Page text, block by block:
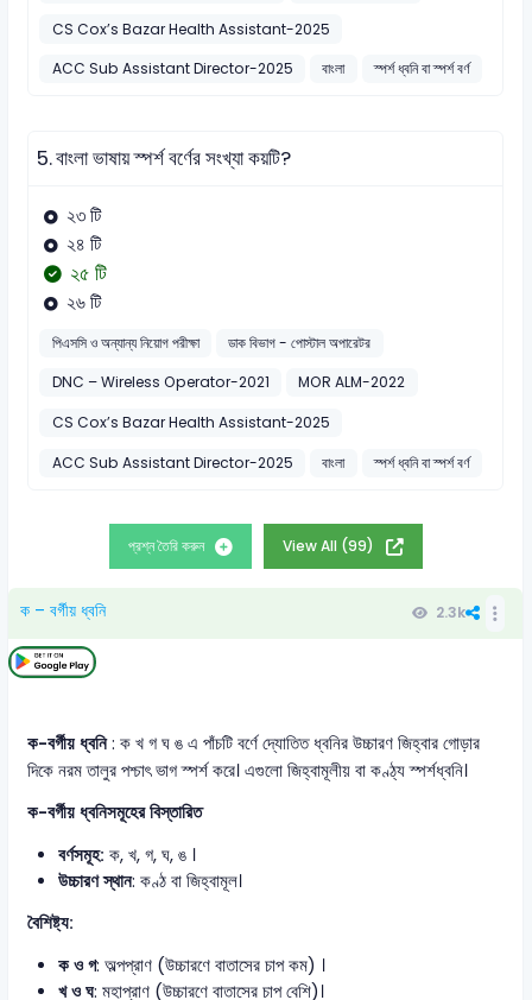
CS Cox’s Bazar Health Assistant-2025
ACC Sub Assistant Director-2025
বাংলা স্পর্শ ধ্বনি বা স্পর্শ বর্ণ
5.বাংলা ভাষায় স্পর্শ বর্ণের সংখ্যা কয়টি?
২৩ টি
২৪ টি
২৫ টি
২৬ টি
পিএসসি ও অন্যান্য নিয়োগ পরীক্ষা
ডাক বিভাগ - পোস্টাল অপারেটর
DNC – Wireless Operator-2021
MOR ALM-2022
CS Cox’s Bazar Health Assistant-2025
ACC Sub Assistant Director-2025
বাংলা স্পর্শ ধ্বনি বা স্পর্শ বর্ণ
প্রশ্ন তৈরি করুন View All (99)
ক – বর্গীয় ধ্বনি 2.3k
ক-বর্গীয় ধ্বনি: ক খ গ ঘ ঙ এ পাঁচটি বর্ণে দ্যোতিত ধ্বনির উচ্চারণ জিহ্বার গোড়ার
দিকে নরম তালুর পশ্চাৎ ভাগ স্পর্শ করে। এগুলো জিহ্বামূলীয় বা কণ্ঠ্য স্পর্শধ্বনি।
ক-বর্গীয় ধ্বনিসমূহের বিস্তারিত
বর্ণসমূহ: ক, খ, গ, ঘ, ঙ ।
উচ্চারণ স্থান: কণ্ঠ বা জিহ্বামূল।
বৈশিষ্ট্য:
ক ও গ: অল্পপ্রাণ (উচ্চারণে বাতাসের চাপ কম) ।
খ ও ঘ: মহাপ্রাণ (উচ্চারণে বাতাসের চাপ বেশি)।